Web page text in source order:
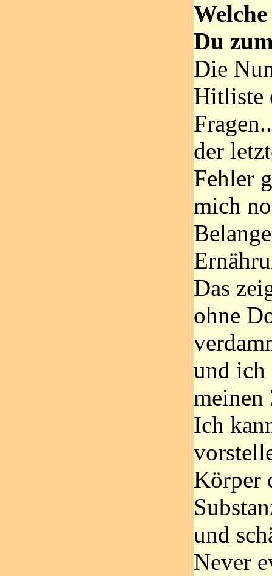
Du
Die
Hitliste
der
Fehler
mich
Das
ohne
und ich
meinen
Ich
Körper
und
Never